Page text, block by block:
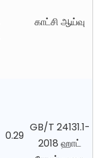
காட்சி ஆய்வு
0.29
GB/T 24131.1-
2018 ஹாட்